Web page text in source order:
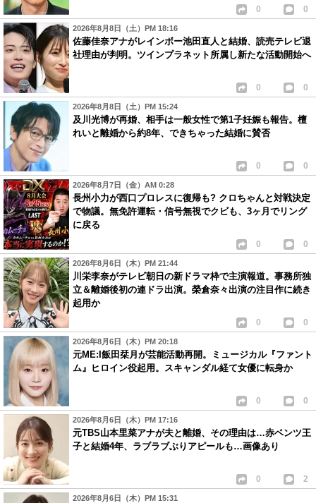
0 0
2026年8月8日（土）PM 18:16
佐藤佳奈アナがレインボー池田直人と結婚、読売テレビ退
社理由が判明。ツインプラネット所属し新たな活動開始へ
0 0
2026年8月8日（土）PM 15:24
及川光博が再婚、相手は一般女性で第1子妊娠も報告。檀
れいと離婚から約8年、できちゃった結婚に賛否
0 0
2026年8月7日（金）AM 0:28
長州小力が西口プロレスに復帰も? クロちゃんと対戦決定
で物議。無免許運転・信号無視でクビも、3ヶ月でリング
に戻る
0 0
2026年8月6日（木）PM 21:44
川栄李奈がテレビ朝日の新ドラマ枠で主演報道。事務所独
立＆離婚後初の連ドラ出演。榮倉奈々出演の注目作に続き
起用か
0 0
2026年8月6日（木）PM 20:18
元ME:I飯田栞月が芸能活動再開。ミュージカル『ファント
ム』ヒロイン役起用。スキャンダル経て女優に転身か
0 0
2026年8月6日（木）PM 17:16
元TBS山本里菜アナが夫と離婚、その理由は…赤ベンツ王
子と結婚4年、ラブラブぶりアピールも…画像あり
0 2
2026年8月6日（木）PM 15:31